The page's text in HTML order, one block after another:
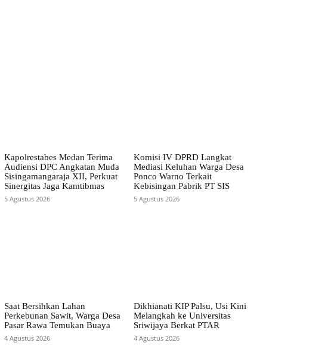
Kapolrestabes Medan Terima
Audiensi DPC Angkatan Muda
Sisingamangaraja XII, Perkuat
Sinergitas Jaga Kamtibmas
5 Agustus 2026
Komisi IV DPRD Langkat
Mediasi Keluhan Warga Desa
Ponco Warno Terkait
Kebisingan Pabrik PT SIS
5 Agustus 2026
Saat Bersihkan Lahan
Perkebunan Sawit, Warga Desa
Pasar Rawa Temukan Buaya
4 Agustus 2026
Dikhianati KIP Palsu, Usi Kini
Melangkah ke Universitas
Sriwijaya Berkat PTAR
4 Agustus 2026